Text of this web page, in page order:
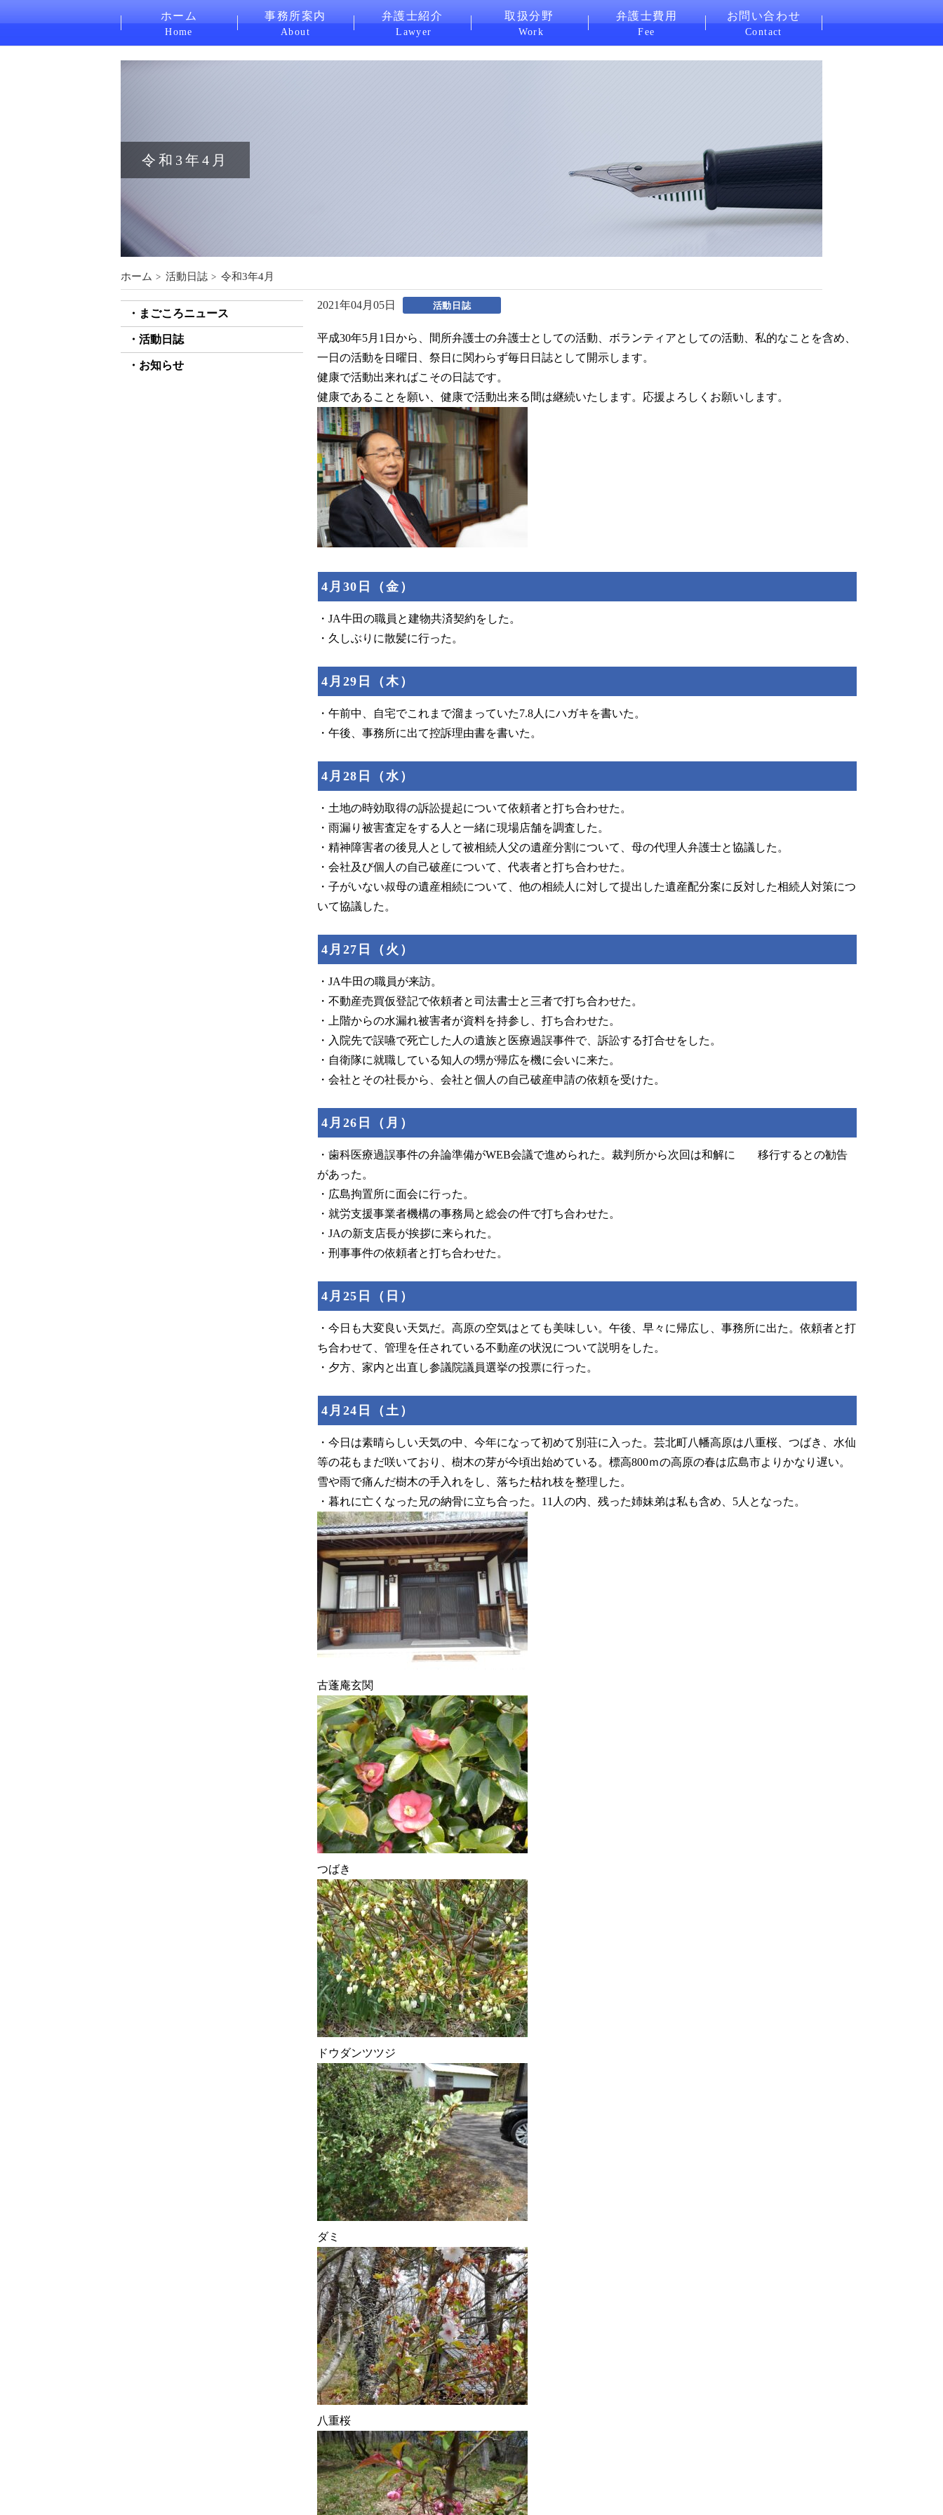
ホーム
Home
事務所案内
About
弁護士紹介
Lawyer
取扱分野
Work
弁護士費用
Fee
お問い合わせ
Contact
令和3年4月
ホーム 活動日誌 令和3年4月
2021年04月05日 活動日誌
平成30年5月1日から、間所弁護士の弁護士としての活動、ボランティアとしての活動、私的なことを含め、
一日の活動を日曜日、祭日に関わらず毎日日誌として開示します。
健康で活動出来ればこその日誌です。
健康であることを願い、健康で活動出来る間は継続いたします。応援よろしくお願いします。
4月30日（金）
・JA牛田の職員と建物共済契約をした。
・久しぶりに散髪に行った。
4月29日（木）
・午前中、自宅でこれまで溜まっていた7.8人にハガキを書いた。
・午後、事務所に出て控訴理由書を書いた。
4月28日（水）
・土地の時効取得の訴訟提起について依頼者と打ち合わせた。
・雨漏り被害査定をする人と一緒に現場店舗を調査した。
・精神障害者の後見人として被相続人父の遺産分割について、母の代理人弁護士と協議した。
・会社及び個人の自己破産について、代表者と打ち合わせた。
・子がいない叔母の遺産相続について、他の相続人に対して提出した遺産配分案に反対した相続人対策につ
いて協議した。
4月27日（火）
・JA牛田の職員が来訪。
・不動産売買仮登記で依頼者と司法書士と三者で打ち合わせた。
・上階からの水漏れ被害者が資料を持参し、打ち合わせた。
・入院先で誤嚥で死亡した人の遺族と医療過誤事件で、訴訟する打合せをした。
・自衛隊に就職している知人の甥が帰広を機に会いに来た。
・会社とその社長から、会社と個人の自己破産申請の依頼を受けた。
4月26日（月）
・歯科医療過誤事件の弁論準備がWEB会議で進められた。裁判所から次回は和解に 移行するとの勧告
があった。
・広島拘置所に面会に行った。
・就労支援事業者機構の事務局と総会の件で打ち合わせた。
・JAの新支店長が挨拶に来られた。
・刑事事件の依頼者と打ち合わせた。
4月25日（日）
・今日も大変良い天気だ。高原の空気はとても美味しい。午後、早々に帰広し、事務所に出た。依頼者と打
ち合わせて、管理を任されている不動産の状況について説明をした。
・夕方、家内と出直し参議院議員選挙の投票に行った。
4月24日（土）
・今日は素晴らしい天気の中、今年になって初めて別荘に入った。芸北町八幡高原は八重桜、つばき、水仙
等の花もまだ咲いており、樹木の芽が今頃出始めている。標高800ｍの高原の春は広島市よりかなり遅い。
雪や雨で痛んだ樹木の手入れをし、落ちた枯れ枝を整理した。
・暮れに亡くなった兄の納骨に立ち合った。11人の内、残った姉妹弟は私も含め、5人となった。
古蓬庵玄関
つばき
ドウダンツツジ
ダミ
八重桜
まごころニュース
活動日誌
お知らせ